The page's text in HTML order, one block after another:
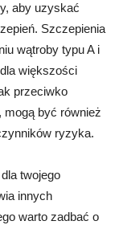
aby uzyskać
Szczepienia
wątroby typu A i
większości
przeciwko
mogą być również
ryzyka.
twojego
innych
warto zadbać o